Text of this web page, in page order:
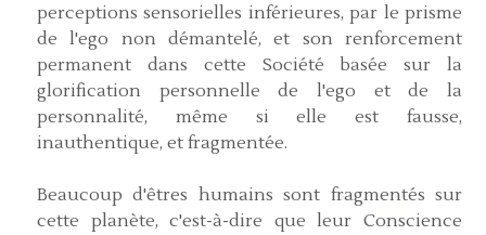
perceptions sensorielles inférieures, par le prisme
de l'ego non démantelé, et son renforcement
permanent dans cette Société basée sur la
glorification personnelle de l'ego et de la
personnalité, même si elle est fausse,
inauthentique, et fragmentée.
Beaucoup d'êtres humains sont fragmentés sur
cette planète, c'est-à-dire que leur Conscience